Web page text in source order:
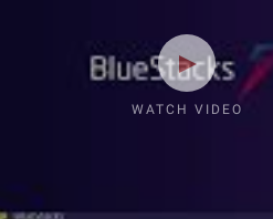
WATCH VIDEO